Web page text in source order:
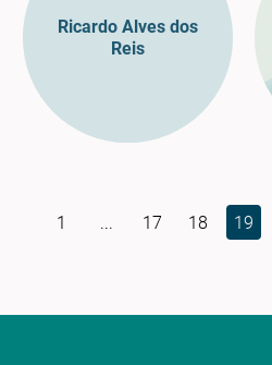
Ricardo Alves dos
Reis
1 ... 17 18 19